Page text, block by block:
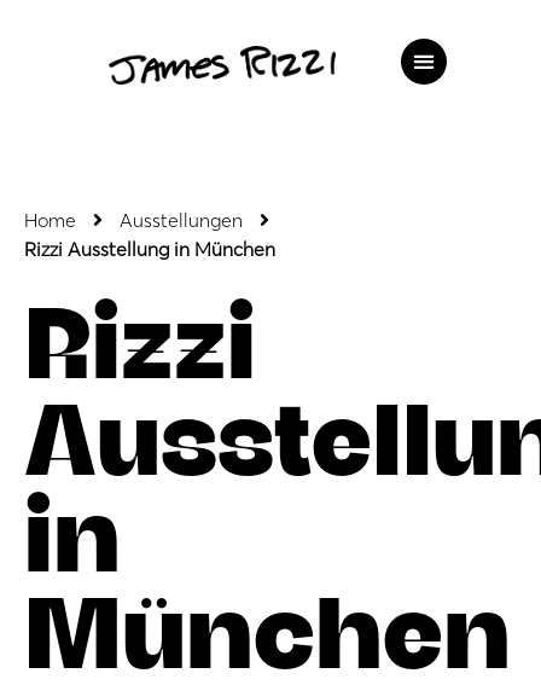
Home
Ausstellungen
Rizzi Ausstellung in München
Rizzi
in
München